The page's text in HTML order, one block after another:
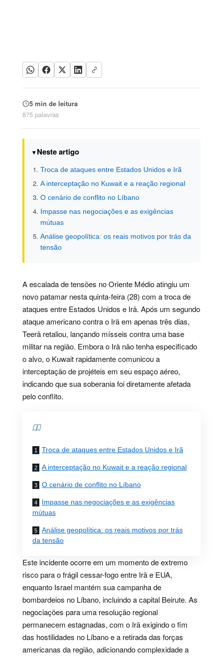
5 min de leitura
875 palavras
Neste artigo
Troca de ataques entre Estados Unidos e Irã
A interceptação no Kuwait e a reação regional
O cenário de conflito no Líbano
Impasse nas negociações e as exigências
mútuas
Análise geopolítica: os reais motivos por trás da
tensão
A escalada de tensões no Oriente Médio atingiu um
novo patamar nesta quinta-feira (28) com a troca de
ataques entre Estados Unidos e Irã. Após um segundo
ataque americano contra o Irã em apenas três dias,
Teerã retaliou, lançando mísseis contra uma base
militar na região. Embora o Irã não tenha especificado
o alvo, o Kuwait rapidamente comunicou a
interceptação de projéteis em seu espaço aéreo,
indicando que sua soberania foi diretamente afetada
pelo conflito.
Troca de ataques entre Estados Unidos e Irã
A interceptação no Kuwait e a reação regional
O cenário de conflito no Líbano
Impasse nas negociações e as exigências
mútuas
Análise geopolítica: os reais motivos por trás
da tensão
Este incidente ocorre em um momento de extremo
risco para o frágil cessar-fogo entre Irã e EUA,
enquanto Israel mantém sua campanha de
bombardeios no Líbano, incluindo a capital Beirute. As
negociações para uma resolução regional
permanecem estagnadas, com o Irã exigindo o fim
das hostilidades no Líbano e a retirada das forças
americanas da região, adicionando complexidade a